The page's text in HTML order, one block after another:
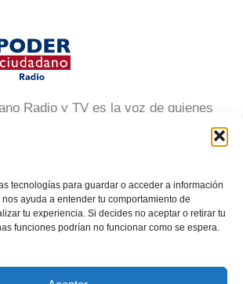
tecnologías para guardar o acceder a información
ayuda a entender tu comportamiento de
tu experiencia. Si decides no aceptar o retirar tu
funciones podrían no funcionar como se espera.
Radio y TV es la voz de quienes
informado y participativo.
es conectar con la
social a través de noticias claras,
de todos.